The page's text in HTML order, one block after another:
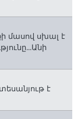
մասով սխալ է
է